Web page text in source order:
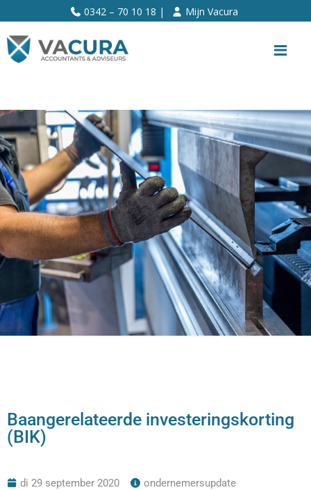
0342 – 70 10 18 | Mijn Vacura
Baangerelateerde investeringskorting
(BIK)
di 29 september 2020 ondernemersupdate